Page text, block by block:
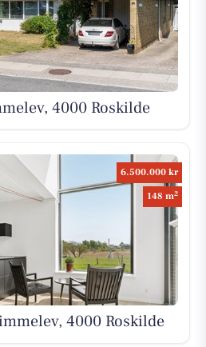
4000 Roskilde
6.500.000 kr
148 m2
4000 Roskilde